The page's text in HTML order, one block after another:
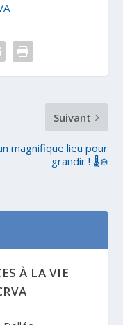
Suivant
magnifique lieu pour
grandir ! 🌡️❄️
À LA VIE